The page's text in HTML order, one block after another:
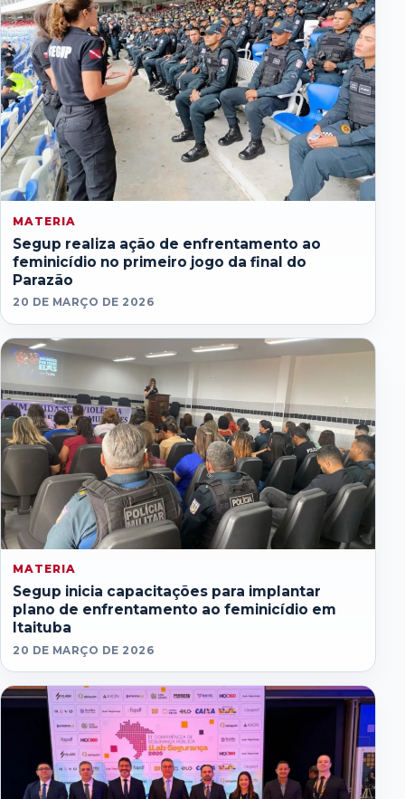
MATERIA
Segup realiza ação de enfrentamento ao
feminicídio no primeiro jogo da final do
Parazão
20 DE MARÇO DE 2026
MATERIA
Segup inicia capacitações para implantar
plano de enfrentamento ao feminicídio em
Itaituba
20 DE MARÇO DE 2026